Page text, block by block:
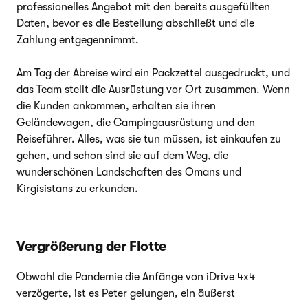
professionelles Angebot mit den bereits ausgefüllten
Daten, bevor es die Bestellung abschließt und die
Zahlung entgegennimmt.
Am Tag der Abreise wird ein Packzettel ausgedruckt, und
das Team stellt die Ausrüstung vor Ort zusammen. Wenn
die Kunden ankommen, erhalten sie ihren
Geländewagen, die Campingausrüstung und den
Reiseführer. Alles, was sie tun müssen, ist einkaufen zu
gehen, und schon sind sie auf dem Weg, die
wunderschönen Landschaften des Omans und
Kirgisistans zu erkunden.
Vergrößerung der Flotte
Obwohl die Pandemie die Anfänge von iDrive 4x4
verzögerte, ist es Peter gelungen, ein äußerst